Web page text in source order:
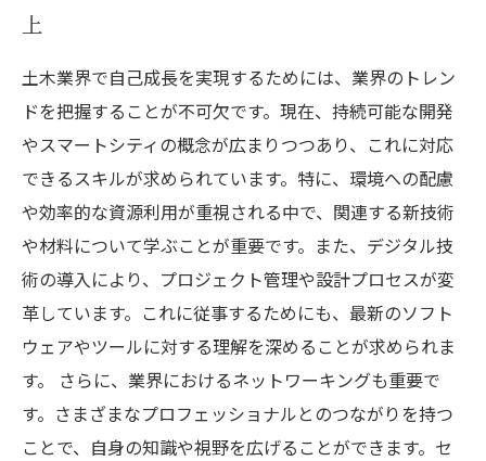
上
土木業界で自己成長を実現するためには、業界のトレン
ドを把握することが不可欠です。現在、持続可能な開発
やスマートシティの概念が広まりつつあり、これに対応
できるスキルが求められています。特に、環境への配慮
や効率的な資源利用が重視される中で、関連する新技術
や材料について学ぶことが重要です。また、デジタル技
術の導入により、プロジェクト管理や設計プロセスが変
革しています。これに従事するためにも、最新のソフト
ウェアやツールに対する理解を深めることが求められま
す。 さらに、業界におけるネットワーキングも重要で
す。さまざまなプロフェッショナルとのつながりを持つ
ことで、自身の知識や視野を広げることができます。セ